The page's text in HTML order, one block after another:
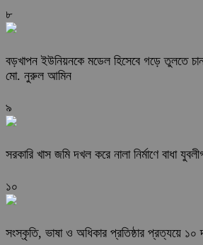
৮
বড়খাপন ইউনিয়নকে মডেল হিসেবে গড়ে তুলতে
মো. নুরুল আমিন
৯
সরকারি খাস জমি দখল করে নালা নির্মাণে বাধা
১০
সংস্কৃতি, ভাষা ও অধিকার প্রতিষ্ঠার প্রত্যয়ে ১০